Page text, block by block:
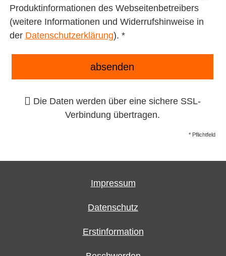
Produktinformationen des Webseitenbetreibers
(weitere Informationen und Widerrufshinweise in
der Datenschutzerklärung). *
absenden
Die Daten werden über eine sichere SSL-
Verbindung übertragen.
* Pflichtfeld
Impressum
Datenschutz
Erstinformation